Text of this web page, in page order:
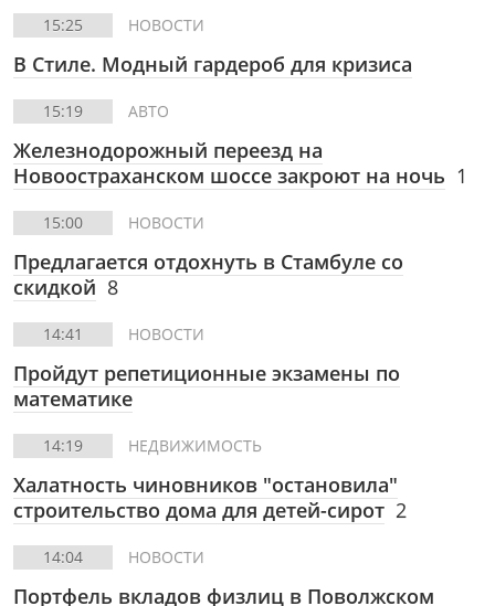
15:25 НОВОСТИ
В Стиле. Модный гардероб для кризиса
15:19 АВТО
Железнодорожный переезд на
Новоостраханском шоссе закроют на ночь 1
15:00 НОВОСТИ
Предлагается отдохнуть в Стамбуле со
скидкой 8
14:41 НОВОСТИ
Пройдут репетиционные экзамены по
математике
14:19 НЕДВИЖИМОСТЬ
Халатность чиновников "остановила"
строительство дома для детей-сирот 2
14:04 НОВОСТИ
Портфель вкладов физлиц в Поволжском